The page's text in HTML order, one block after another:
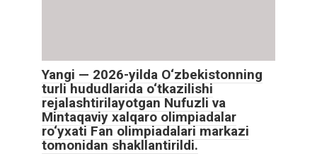
Yangi — 2026-yilda O‘zbekistonning
turli hududlarida o‘tkazilishi
rejalashtirilayotgan Nufuzli va
Mintaqaviy xalqaro olimpiadalar
ro‘yxati Fan olimpiadalari markazi
tomonidan shakllantirildi.